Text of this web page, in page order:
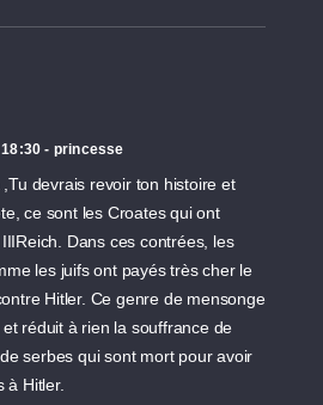
- princesse
,Tu devrais revoir ton histoire et
ce sont les Croates qui ont
Dans ces contrées, les
les juifs ont payés très cher le
Hitler. Ce genre de mensonge
réduit à rien la souffrance de
serbes qui sont mort pour avoir
à Hitler.